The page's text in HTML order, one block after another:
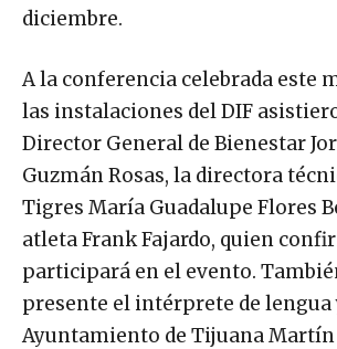
diciembre.
A la conferencia celebrada este
las instalaciones del DIF
Director General de Bienestar
Guzmán Rosas, la directora
Tigres María Guadalupe Flores
atleta Frank Fajardo, quien
participará en el evento.
presente el intérprete de lengua
Ayuntamiento de Tijuana Martín